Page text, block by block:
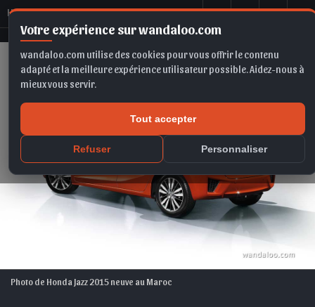
Votre expérience sur wandaloo.com
wandaloo.com utilise des cookies pour vous offrir le contenu
adapté et la meilleure expérience utilisateur possible. Aidez-nous à
mieux vous servir.
Tout accepter
Refuser Personnaliser
HONDA Jazz 2016
Photo de Honda Jazz 2015 neuve au Maroc